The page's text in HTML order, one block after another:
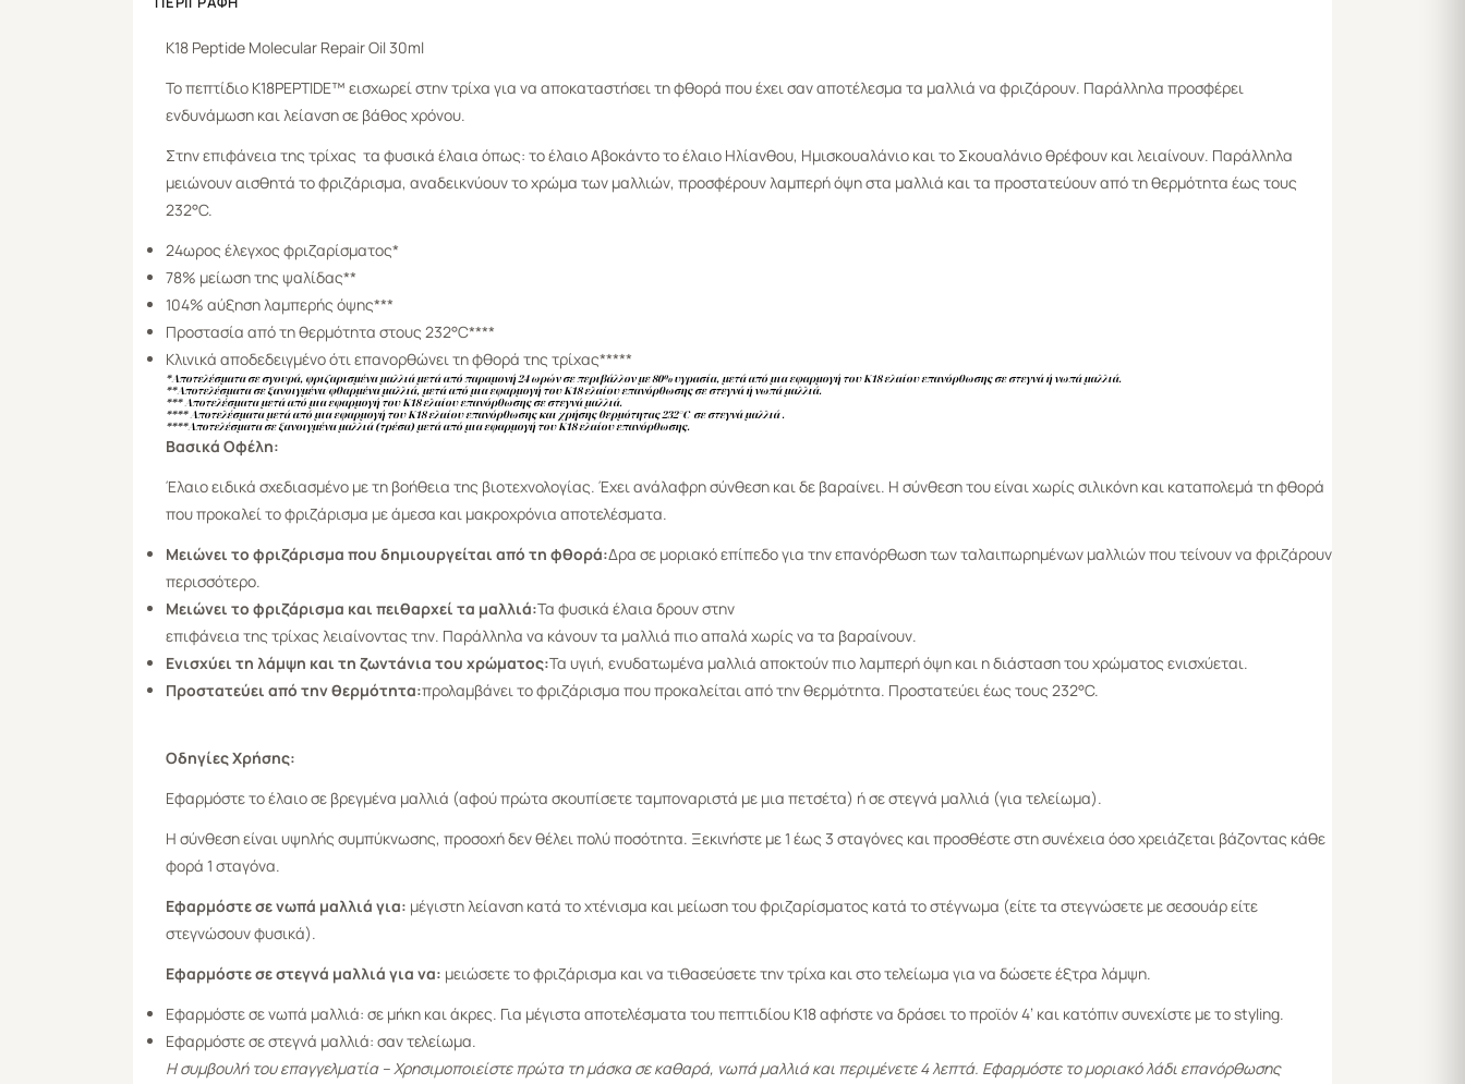
K18 Peptide Molecular Repair Oil30ml
Το πεπτίδιο K18PEPTIDE™ εισχωρεί στην τρίχα για να αποκαταστήσει τη φθορά που έχει σαν αποτέλεσμα τα μαλλιά να φριζάρουν. Παράλληλα προσφέρει
ενδυνάμωση και λείανση σε βάθος χρόνου.
Στην επιφάνεια της τρίχας τα φυσικά έλαια όπως: το έλαιο Αβοκάντο το έλαιο Ηλίανθου, Ημισκουαλάνιο και το Σκουαλάνιο θρέφουν και λειαίνουν. Παράλληλα
μειώνουν αισθητά το φριζάρισμα, αναδεικνύουν το χρώμα των μαλλιών, προσφέρουν λαμπερή όψη στα μαλλιά και τα προστατεύουν από τη θερμότητα έως τους
232°C.
24ωρος έλεγχος φριζαρίσματος*
78% μείωση της ψαλίδας**
104% αύξηση λαμπερής όψης***
Προστασία από τη θερμότητα στους 232°C****
Κλινικά αποδεδειγμένο ότι επανορθώνει τη φθορά της τρίχας*****
*Αποτελέσματα σε σγουρά, φριζαρισμένα μαλλιά μετά από παραμονή 24 ωρών σε περιβάλλον με 80% υγρασία, μετά από μια εφαρμογή του Κ18 ελαίου επανόρθωσης σε στεγνά ή νωπά μαλλιά.
**Αποτελέσματα σε ξανοιγμένα/φθαρμένα μαλλιά, μετά από μια εφαρμογή του Κ18 ελαίου επανόρθωσης σε στεγνά ή νωπά μαλλιά.
*** Αποτελέσματα μετά από μια εφαρμογή του Κ18 ελαίου επανόρθωσης σε στεγνά μαλλιά.
**** Αποτελέσματα μετά από μια εφαρμογή του Κ18 ελαίου επανόρθωσης και χρήσης θερμότητας 232°C σε στεγνά μαλλιά .
****Αποτελέσματα σε ξανοιγμένα μαλλιά (τρέσα) μετά από μια εφαρμογή του Κ18 ελαίου επανόρθωσης.
Βασικά Οφέλη:
Έλαιο ειδικά σχεδιασμένο με τη βοήθεια της βιοτεχνολογίας. Έχει ανάλαφρη σύνθεση και δε βαραίνει. Η σύνθεση του είναι χωρίς σιλικόνη και καταπολεμά τη φθορά
που προκαλεί το φριζάρισμα με άμεσα και μακροχρόνια αποτελέσματα.
Μειώνει το φριζάρισμα που δημιουργείται από τη φθορά:Δρα σε μοριακό επίπεδο για την επανόρθωση των ταλαιπωρημένων μαλλιών που τείνουν να φριζάρουν
περισσότερο.
Μειώνει το φριζάρισμα και πειθαρχεί τα μαλλιά:Τα φυσικά έλαια δρουν στην
επιφάνεια της τρίχας λειαίνοντας την. Παράλληλα να κάνουν τα μαλλιά πιο απαλά χωρίς να τα βαραίνουν.
Ενισχύει τη λάμψη και τη ζωντάνια του χρώματος:Τα υγιή, ενυδατωμένα μαλλιά αποκτούν πιο λαμπερή όψη και η διάσταση του χρώματος ενισχύεται.
Προστατεύει από την θερμότητα:προλαμβάνει το φριζάρισμα που προκαλείται από την θερμότητα. Προστατεύει έως τους 232°C.
Οδηγίες Χρήσης:
Εφαρμόστε το έλαιο σε βρεγμένα μαλλιά (αφού πρώτα σκουπίσετε ταμποναριστά με μια πετσέτα) ή σε στεγνά μαλλιά (για τελείωμα).
Η σύνθεση είναι υψηλής συμπύκνωσης, προσοχή δεν θέλει πολύ ποσότητα. Ξεκινήστε με 1 έως 3 σταγόνες και προσθέστε στη συνέχεια όσο χρειάζεται βάζοντας κάθε
φορά 1 σταγόνα.
Εφαρμόστε σε νωπά μαλλιά για: μέγιστη λείανση κατά το χτένισμα και μείωση του φριζαρίσματος κατά το στέγνωμα (είτε τα στεγνώσετε με σεσουάρ είτε
στεγνώσουν φυσικά).
Εφαρμόστε σε στεγνά μαλλιά για να: μειώσετε το φριζάρισμα και να τιθασεύσετε την τρίχα και στο τελείωμα για να δώσετε έξτρα λάμψη.
Εφαρμόστε σε νωπά μαλλιά: σε μήκη και άκρες. Για μέγιστα αποτελέσματα του πεπτιδίου Κ18 αφήστε να δράσει το προϊόν 4’ και κατόπιν συνεχίστε με το styling.
Εφαρμόστε σε στεγνά μαλλιά: σαν τελείωμα.
Η συμβουλή του επαγγελματία – Χρησιμοποιείστε πρώτα τη μάσκα σε καθαρά, νωπά μαλλιά και περιμένετε 4 λεπτά. Εφαρμόστε το μοριακό λάδι επανόρθωσης